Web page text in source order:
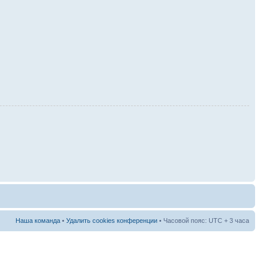
Наша команда • Удалить cookies конференции • Часовой пояс: UTC + 3 часа